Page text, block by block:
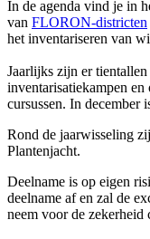
In de agenda vind je in
van FLORON-districten
het inventariseren van
Jaarlijks zijn er
inventarisatiekampen
cursussen. In december
Rond de jaarwisseling
Plantenjacht.
Deelname is op eigen
deelname af en zal de
neem voor de zekerheid